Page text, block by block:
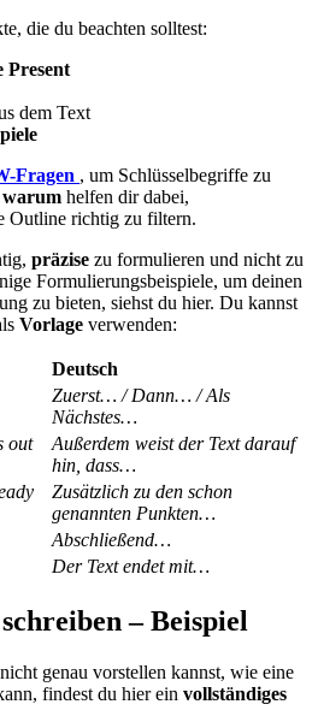
die du beachten solltest:
Present
dem Text
Fragen , um Schlüsselbegriffe zu
warum helfen dir dabei,
Outline richtig zu filtern.
präzise zu formulieren und nicht zu
Formulierungsbeispiele, um deinen
zu bieten, siehst du hier. Du kannst
Vorlage verwenden:
Deutsch
Zuerst… / Dann… / Als
Nächstes…
out
Außerdem weist der Text darauf
hin, dass…
Zusätzlich zu den schon
genannten Punkten…
Abschließend…
Der Text endet mit…
– Beispiel
genau vorstellen kannst, wie eine
findest du hier ein vollständiges